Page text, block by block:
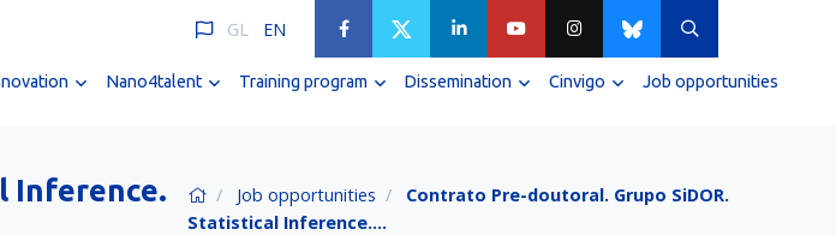
GL EN
Nano4talent Training program Dissemination Cinvigo Job opportunities
Inference.
Job opportunities
Contrato Pre-doutoral. Grupo SiDOR.
Statistical Inference.…